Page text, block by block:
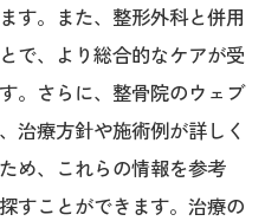
す。また、整形外科と併用
で、より総合的なケアが受
。さらに、整骨院のウェブ
治療方針や施術例が詳しく
め、これらの情報を参考
すことができます。治療の